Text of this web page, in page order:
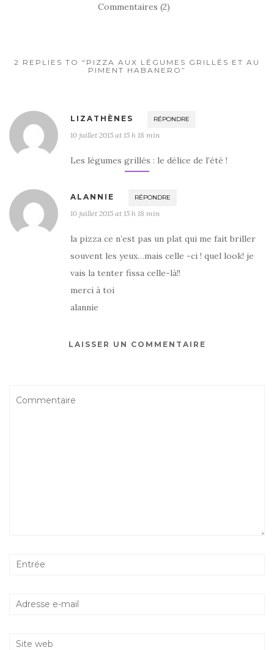
o
Commentaires (2)
2 REPLIES TO “PIZZA AUX LÉGUMES GRILLÉS ET AU
PIMENT HABANERO”
LIZATHÈNES RÉPONDRE
10 juillet 2015 at 15 h 18 min
Les légumes grillés : le délice de l’été !
ALANNIE RÉPONDRE
10 juillet 2015 at 15 h 18 min
la pizza ce n’est pas un plat qui me fait briller
souvent les yeux…mais celle -ci ! quel look! je
vais la tenter fissa celle-là!!
merci à toi
alannie
LAISSER UN COMMENTAIRE